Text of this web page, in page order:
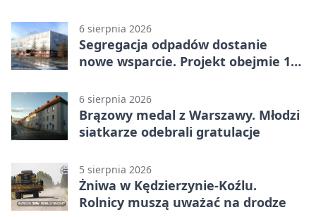
6 sierpnia 2026
Segregacja odpadów dostanie
nowe wsparcie. Projekt obejmie 15
6 sierpnia 2026
Brązowy medal z Warszawy. Młodzi
siatkarze odebrali gratulacje
5 sierpnia 2026
Żniwa w Kędzierzynie-Koźlu.
Rolnicy muszą uważać na drodze